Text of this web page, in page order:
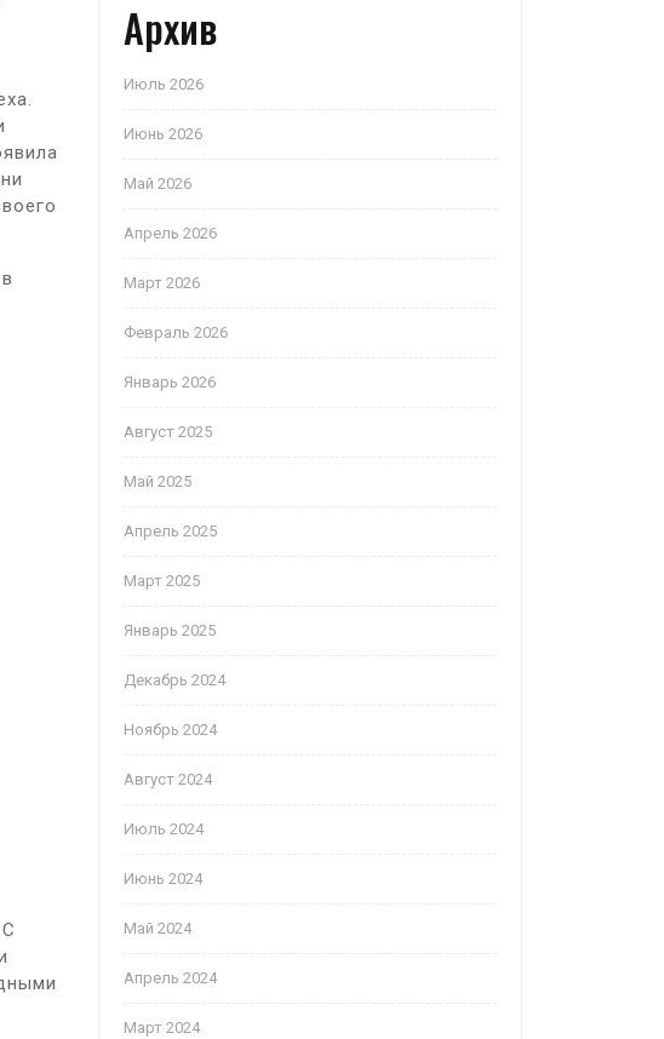
Архив
Июль 2026
Июнь 2026
Май 2026
Апрель 2026
Март 2026
Февраль 2026
Январь 2026
Август 2025
Май 2025
Апрель 2025
Март 2025
Январь 2025
Декабрь 2024
Ноябрь 2024
Август 2024
Июль 2024
Июнь 2024
Май 2024
Апрель 2024
Март 2024